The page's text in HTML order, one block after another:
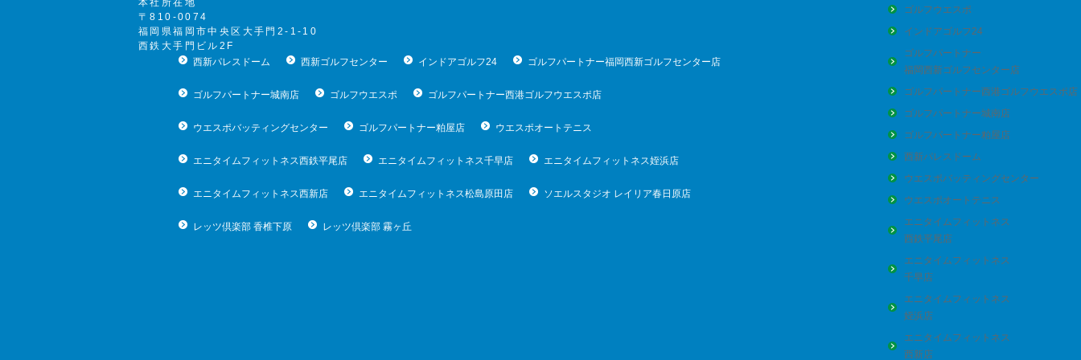
ゴルフウエスポ
インドアゴルフ24
ゴルフパートナー
福岡西新ゴルフセンター店
ゴルフパートナー西港ゴルフウエスポ店
ゴルフパートナー城南店
ゴルフパートナー粕屋店
西新パレスドーム
ウエスポバッティングセンター
ウエスポオートテニス
エニタイムフィットネス
西鉄平尾店
エニタイムフィットネス
千早店
エニタイムフィットネス
姪浜店
エニタイムフィットネス
西新店
本社所在地
〒810-0074
福岡県福岡市中央区大手門2-1-10
西鉄大手門ビル2F
西新パレスドーム
西新ゴルフセンター インドアゴルフ24 ゴルフパートナー福岡西新ゴルフセンター店
ゴルフパートナー城南店 ゴルフウエスポ ゴルフパートナー西港ゴルフウエスポ店
ウエスポバッティングセンター ゴルフパートナー粕屋店 ウエスポオートテニス
エニタイムフィットネス西鉄平尾店 エニタイムフィットネス千早店 エニタイムフィットネス姪浜店
エニタイムフィットネス西新店 エニタイムフィットネス松島原田店 ソエルスタジオ レイリア春日原店
レッツ倶楽部 香椎下原 レッツ倶楽部 霧ヶ丘